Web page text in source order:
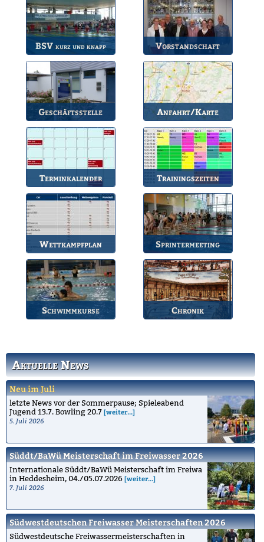
Aktuelle News
Neu im Juli
letzte News vor der Sommerpause; Spieleabend
Jugend 13.7. Bowling 20.7 [weiter...]
5. Juli 2026
Süddt/BaWü Meisterschaft im Freiwasser 2026
Internationale Süddt/BaWü Meisterschaft im Freiwa
in Heddesheim, 04./05.07.2026 [weiter...]
7. Juli 2026
Südwestdeutschen Freiwasser Meisterschaften 2026
Südwestdeutsche Freiwassermeisterschaften in
BSV kurz und knapp
Die wichtigsten Infos
zum BSV.
Vorstandschaft
Unsere amtierende
Vorstandschaft.
Geschäftsstelle
Anlaufstelle für alle
Anfahrt/Karte
So können Sie uns
erreichen.
Terminkalender
Die Termine des BSV.
Trainingszeiten
Bahnbelegungen der
Gruppen.
Wettkampfplan
Übersicht der aktuellen
Wettkämpfe.
Sprintermeeting
Jährlicher Wettkampf
des BSV.
Schwimmkurse Chronik